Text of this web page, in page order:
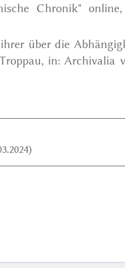
Chronik"
über die
in: Archivalia